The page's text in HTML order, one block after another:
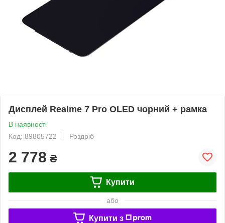
Дисплей Realme 7 Pro OLED чорний + рамка
В наявності
Код: 89805722
Роздріб
2 778 ₴
Купити
або
Купити з